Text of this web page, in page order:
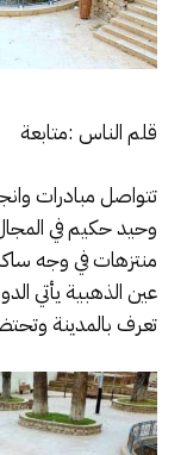
قلم الناس :متابعة
تتواصل مبادرات
وحيد حكيم في
منتزهات في وجه
عين الذهبية يأتي
تعرف بالمدينة